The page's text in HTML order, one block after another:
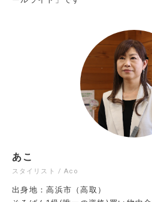
あこ
スタイリスト / Aco
出身地：高浜市（高取）